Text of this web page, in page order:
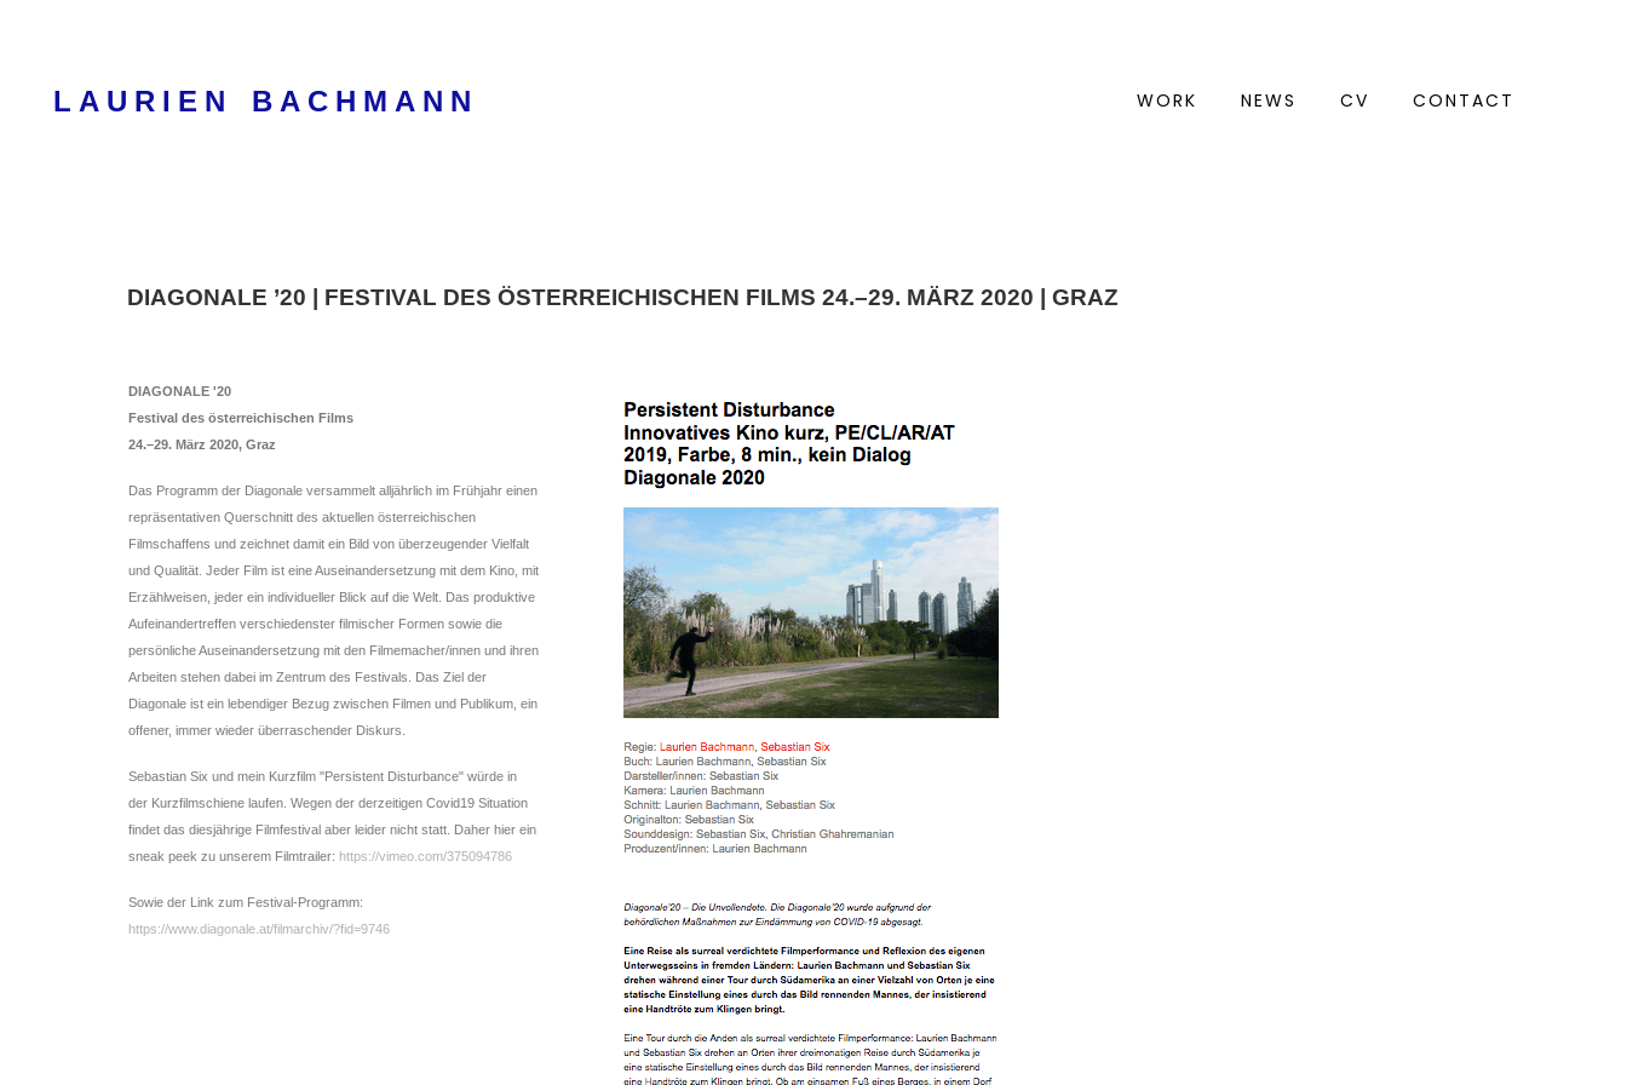
LAURIEN BACHMANN WORK NEWS CV CONTACT
DIAGONALE ’20 | FESTIVAL DES ÖSTERREICHISCHEN FILMS 24.–29. MÄRZ 2020 | GRAZ
DIAGONALE '20
Festival des österreichischen Films
24.–29. März 2020, Graz
Das Programm der Diagonale versammelt alljährlich im Frühjahr einen
repräsentativen Querschnitt des aktuellen österreichischen
Filmschaffens und zeichnet damit ein Bild von überzeugender Vielfalt
und Qualität. Jeder Film ist eine Auseinandersetzung mit dem Kino, mit
Erzählweisen, jeder ein individueller Blick auf die Welt. Das produktive
Aufeinandertreffen verschiedenster filmischer Formen sowie die
persönliche Auseinandersetzung mit den Filmemacher/innen und ihren
Arbeiten stehen dabei im Zentrum des Festivals. Das Ziel der
Diagonale ist ein lebendiger Bezug zwischen Filmen und Publikum, ein
offener, immer wieder überraschender Diskurs.
Sebastian Six und mein Kurzfilm "Persistent Disturbance" würde in
der Kurzfilmschiene laufen. Wegen der derzeitigen Covid19 Situation
findet das diesjährige Filmfestival aber leider nicht statt. Daher hier ein
sneak peek zu unserem Filmtrailer: https://vimeo.com/375094786
Sowie der Link zum Festival-Programm:
https://www.diagonale.at/filmarchiv/?fid=9746